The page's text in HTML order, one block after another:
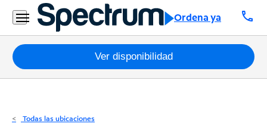
Ordena ya call
Residencial
Business
Paquetes
Internet
Ver disponibilidad
Todas las ubicaciones